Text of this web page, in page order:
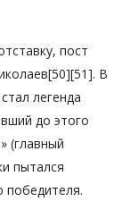
пост
В
легенда
до этого
(главный
пытался
победителя.